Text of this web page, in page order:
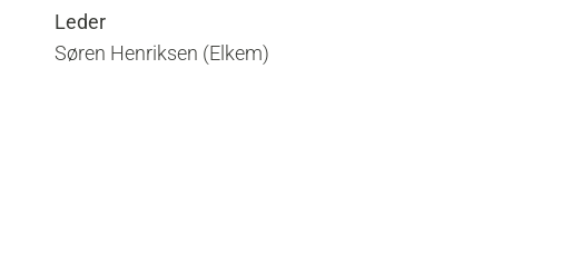
Leder
Søren Henriksen (Elkem)